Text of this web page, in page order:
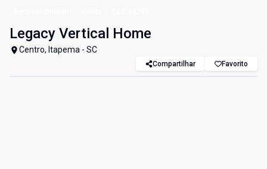
Legacy Vertical Home
Centro, Itapema - SC
Compartilhar Favorito